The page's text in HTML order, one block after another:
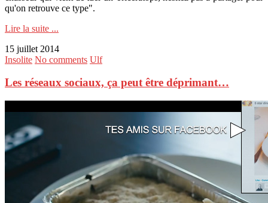
qu'on retrouve ce type".
Lire la suite ...
15 juillet 2014
Insolite No comments Ulf
Les réseaux sociaux, ça peut être déprimant…